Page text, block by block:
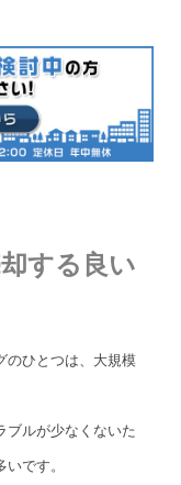
する良い
のひとつは、大規模
ブルが少なくないた
です。